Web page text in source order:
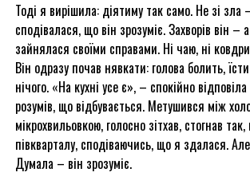
Тоді я вирішила: діятиму так само. Не зі зла
сподівалася, що він зрозуміє. Захворів він –
зайнялася своїми справами. Ні чаю, ні
Він одразу почав нявкати: голова болить,
нічого. «На кухні усе є», – спокійно
розумів, що відбувається. Метушився між
мікрохвильовкою, голосно зітхав, стогнав
півкварталу, сподіваючись, що я здалася.
Думала – він зрозуміє.